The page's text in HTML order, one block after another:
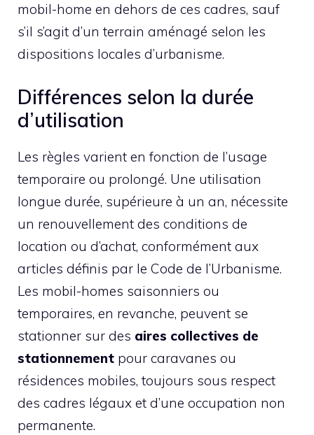
mobil-home en dehors de ces cadres, sauf
s’il s’agit d’un terrain aménagé selon les
dispositions locales d’urbanisme.
Différences selon la durée
d’utilisation
Les règles varient en fonction de l’usage
temporaire ou prolongé. Une utilisation
longue durée, supérieure à un an, nécessite
un renouvellement des conditions de
location ou d’achat, conformément aux
articles définis par le Code de l’Urbanisme.
Les mobil-homes saisonniers ou
temporaires, en revanche, peuvent se
stationner sur des aires collectives de
stationnement pour caravanes ou
résidences mobiles, toujours sous respect
des cadres légaux et d’une occupation non
permanente.